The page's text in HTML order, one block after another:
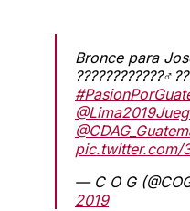
Bronce para
pic.twitter.com/
— C O G
2019